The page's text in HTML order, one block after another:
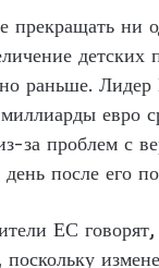
прекращать ни
детских
раньше.
евро
за проблем с
после его
ЕС
поскольку